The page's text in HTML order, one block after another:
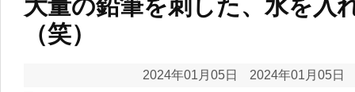
大量の鉛筆を刺した、水を入
（笑）
2024年01月05日 2024年01月05日